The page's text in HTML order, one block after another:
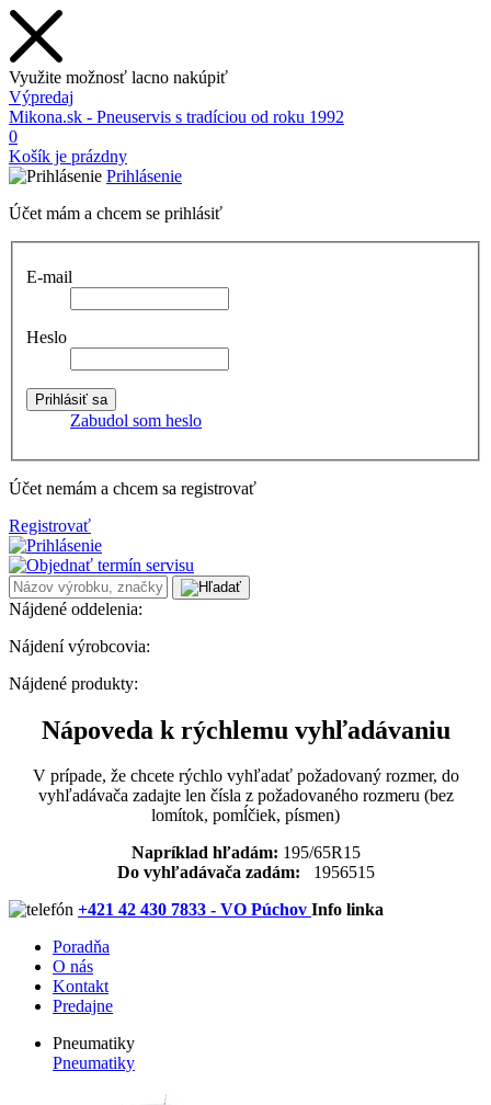
Využite možnosť lacno nakúpiť
Výpredaj
Mikona.sk - Pneuservis s tradíciou od roku 1992
0
Košík je prázdny
Prihlásenie
Účet mám a chcem se prihlásiť
E-mail
Heslo
Zabudol som heslo
Účet nemám a chcem sa registrovať
Registrovať
Nájdené oddelenia:
Nájdení výrobcovia:
Nájdené produkty:
Nápoveda k rýchlemu vyhľadávaniu
V prípade, že chcete rýchlo vyhľadať požadovaný rozmer, do
vyhľadávača zadajte len čísla z požadovaného rozmeru (bez
lomítok, pomĺčiek, písmen)
Napríklad hľadám: 195/65R15
Do vyhľadávača zadám: 1956515
+421 42 430 7833 - VO Púchov Info linka
Poradňa
O nás
Kontakt
Predajne
Pneumatiky
Pneumatiky